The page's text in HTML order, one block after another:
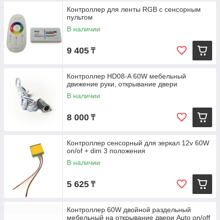
Контроллер для ленты RGB с сенсорным
пультом
В наличии
9 405 ₸
Контроллер HD08-A 60W мебельный
движение руки, открывание двери
В наличии
8 000 ₸
Контроллер сенсорный для зеркал 12v 60W
on/of + dim 3 положения
В наличии
5 625 ₸
Контроллер 60W двойной раздельный
мебельный на открывание двери Auto on/off